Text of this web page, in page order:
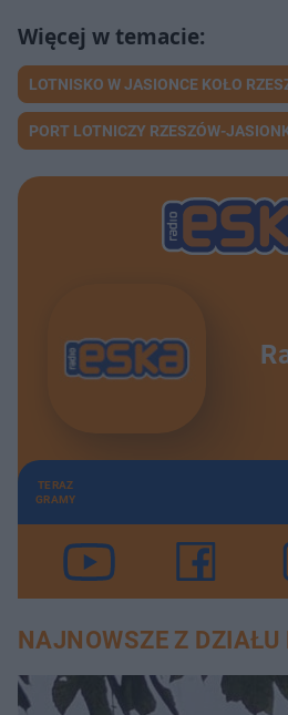
LOTNISKO W JASIONCE KOŁO
PORT LOTNICZY RZESZÓW-
TERAZ
GRAMY
NAJNOWSZE Z DZIAŁU